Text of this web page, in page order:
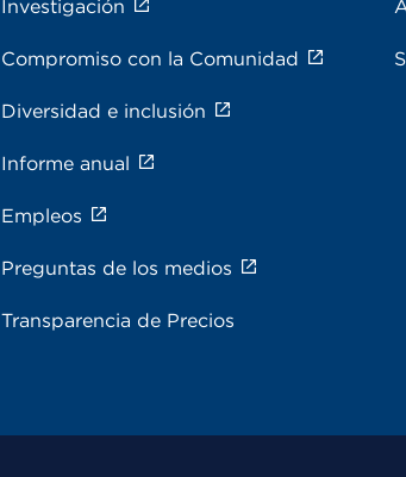
Investigación
Compromiso con la Comunidad
Diversidad e inclusión
Informe anual
Empleos
Preguntas de los medios
Transparencia de Precios